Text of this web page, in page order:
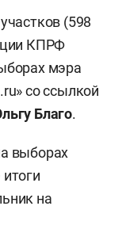
(598
КПРФ
мэра
со ссылкой
Благо.
выборах
на